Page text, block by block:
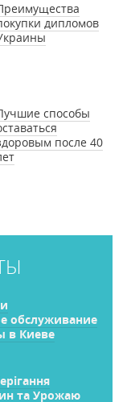
дипломов
способы
после 40
обслуживание
в Киеве
та Урожаю